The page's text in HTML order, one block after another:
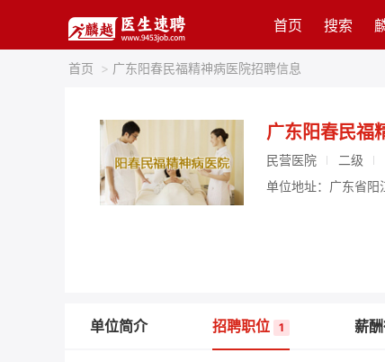
首页 搜索
首页 > 广东阳春民福精神病医院招聘信息
广东阳春民福
民营医院 二级
单位地址：广东省阳
单位简介 招聘职位 1 薪